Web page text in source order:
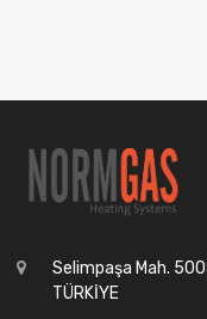
Selimpaşa Mah.
TÜRKİYE